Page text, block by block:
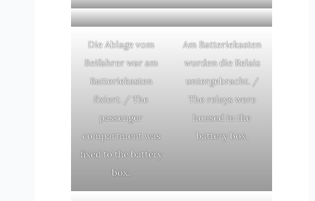
Die Ablage vom
Beifahrer war am
Batteriekasten
fixiert. / The
passenger
compartment was
fixed to the battery
box.
Am Batteriekasten
wurden die Relais
untergebracht. /
The relays were
housed in the
battery box.